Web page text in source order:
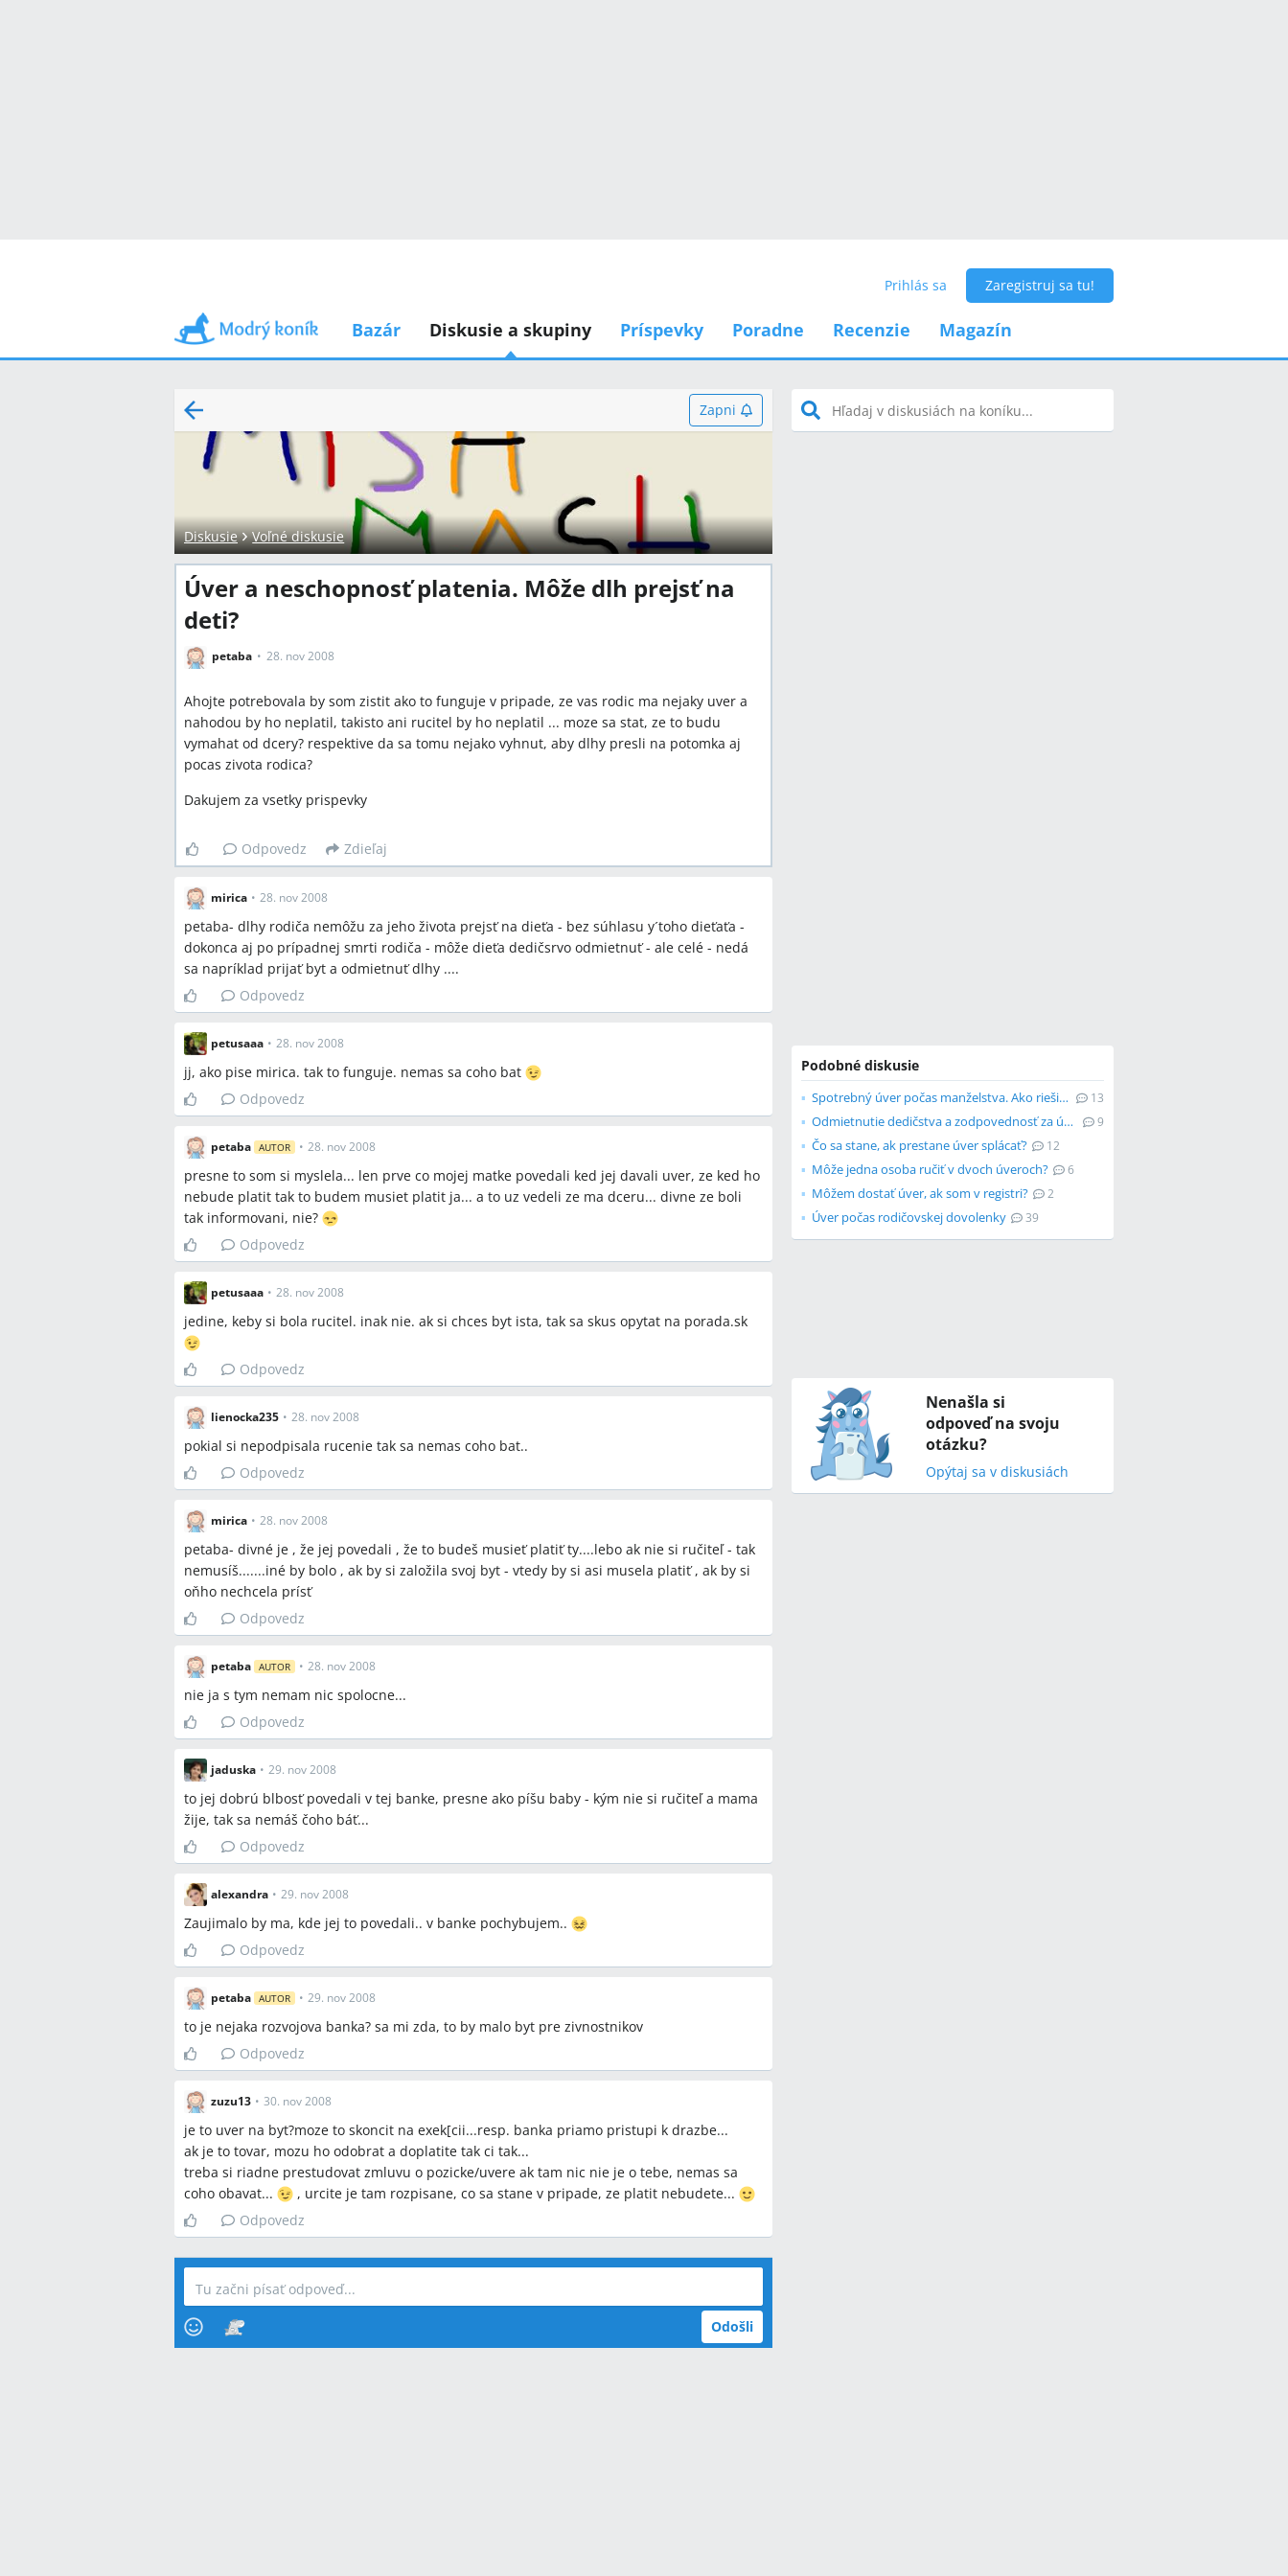
Prihlás sa Zaregistruj sa tu!
Bazár Diskusie a skupiny Príspevky Poradne Recenzie Magazín
Zapni
Diskusie Voľné diskusie
Úver a neschopnosť platenia. Môže dlh prejsť na
deti?
petaba 28. nov 2008
Ahojte potrebovala by som zistit ako to funguje v pripade, ze vas rodic ma nejaky uver a
nahodou by ho neplatil, takisto ani rucitel by ho neplatil ... moze sa stat, ze to budu
vymahat od dcery? respektive da sa tomu nejako vyhnut, aby dlhy presli na potomka aj
pocas zivota rodica?
Dakujem za vsetky prispevky
Odpovedz Zdieľaj
mirica • 28. nov 2008
petaba- dlhy rodiča nemôžu za jeho života prejsť na dieťa - bez súhlasu y´toho dieťaťa -
dokonca aj po prípadnej smrti rodiča - môže dieťa dedičsrvo odmietnuť - ale celé - nedá
sa napríklad prijať byt a odmietnuť dlhy ....
Odpovedz
petusaaa • 28. nov 2008
jj, ako pise mirica. tak to funguje. nemas sa coho bat
Odpovedz
petaba AUTOR • 28. nov 2008
presne to som si myslela... len prve co mojej matke povedali ked jej davali uver, ze ked ho
nebude platit tak to budem musiet platit ja... a to uz vedeli ze ma dceru... divne ze boli
tak informovani, nie?
Odpovedz
petusaaa • 28. nov 2008
jedine, keby si bola rucitel. inak nie. ak si chces byt ista, tak sa skus opytat na porada.sk
Odpovedz
lienocka235 • 28. nov 2008
pokial si nepodpisala rucenie tak sa nemas coho bat..
Odpovedz
mirica • 28. nov 2008
petaba- divné je , že jej povedali , že to budeš musieť platiť ty....lebo ak nie si ručiteľ - tak
nemusíš.......iné by bolo , ak by si založila svoj byt - vtedy by si asi musela platiť , ak by si
oňho nechcela prísť
Odpovedz
petaba AUTOR • 28. nov 2008
nie ja s tym nemam nic spolocne...
Odpovedz
jaduska • 29. nov 2008
to jej dobrú blbosť povedali v tej banke, presne ako píšu baby - kým nie si ručiteľ a mama
žije, tak sa nemáš čoho báť...
Odpovedz
alexandra • 29. nov 2008
Zaujimalo by ma, kde jej to povedali.. v banke pochybujem..
Odpovedz
petaba AUTOR • 29. nov 2008
to je nejaka rozvojova banka? sa mi zda, to by malo byt pre zivnostnikov
Odpovedz
zuzu13 • 30. nov 2008
je to uver na byt?moze to skoncit na exek[cii...resp. banka priamo pristupi k drazbe...
ak je to tovar, mozu ho odobrat a doplatite tak ci tak...
treba si riadne prestudovat zmluvu o pozicke/uvere ak tam nic nie je o tebe, nemas sa
coho obavat...
, urcite je tam rozpisane, co sa stane v pripade, ze platit nebudete...
Odpovedz
Odošli
Podobné diskusie
Spotrebný úver počas manželstva. Ako riešiť dlhy po rozvode? 13
Odmietnutie dedičstva a zodpovednosť za úver v manželstve 9
Čo sa stane, ak prestane úver splácať? 12
Môže jedna osoba ručiť v dvoch úveroch? 6
Môžem dostať úver, ak som v registri? 2
Úver počas rodičovskej dovolenky 39
Nenašla si
odpoveď na svoju
otázku?
Opýtaj sa v diskusiách